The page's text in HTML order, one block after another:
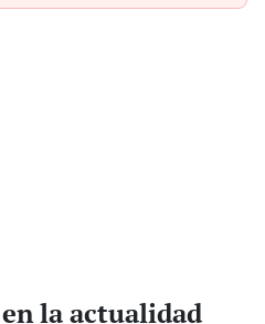
la actualidad